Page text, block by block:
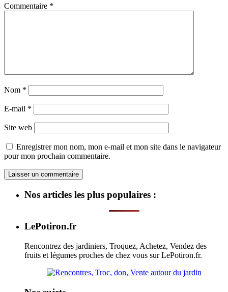
Commentaire*
Enregistrer mon nom, mon e-mail et mon site dans le navigateur
pour mon prochain commentaire.
Nos articles les plus populaires :
LePotiron.fr
Rencontrez des jardiniers, Troquez, Achetez, Vendez des
fruits et légumes proches de chez vous sur LePotiron.fr.